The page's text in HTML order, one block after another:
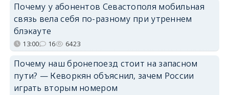
Почему у абонентов Севастополя мобильная
связь вела себя по-разному при утреннем
блэкауте
13:00 16 6423
Почему наш бронепоезд стоит на запасном
пути? — Кеворкян объяснил, зачем России
играть вторым номером